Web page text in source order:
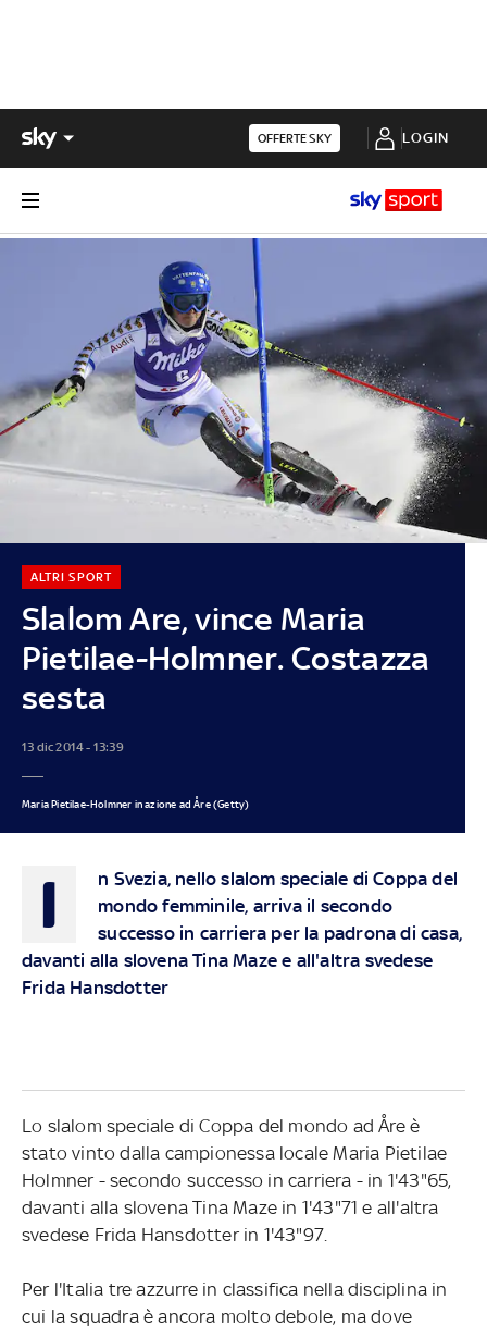
OFFERTE SKY LOGIN
Slalom Are, vince Maria
Pietilae-Holmner. Costazza
sesta
ALTRI SPORT
13 dic 2014 - 13:39
Maria Pietilae-Holmner in azione ad Åre (Getty)
I
n Svezia, nello slalom speciale di Coppa del
mondo femminile, arriva il secondo
successo in carriera per la padrona di casa,
davanti alla slovena Tina Maze e all'altra svedese
Frida Hansdotter
Lo slalom speciale di Coppa del mondo ad Åre è
stato vinto dalla campionessa locale Maria Pietilae
Holmner - secondo successo in carriera - in 1'43"65,
davanti alla slovena Tina Maze in 1'43"71 e all'altra
svedese Frida Hansdotter in 1'43"97.
Per l'Italia tre azzurre in classifica nella disciplina in
cui la squadra è ancora molto debole, ma dove